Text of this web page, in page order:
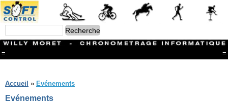
= =
Branches
CONTACT
Accueil » Evénements
Evénements